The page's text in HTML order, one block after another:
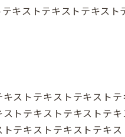
キストテキストテキス
ストテキストテキスト
トテキストテキストテ
テキストテキストテキ